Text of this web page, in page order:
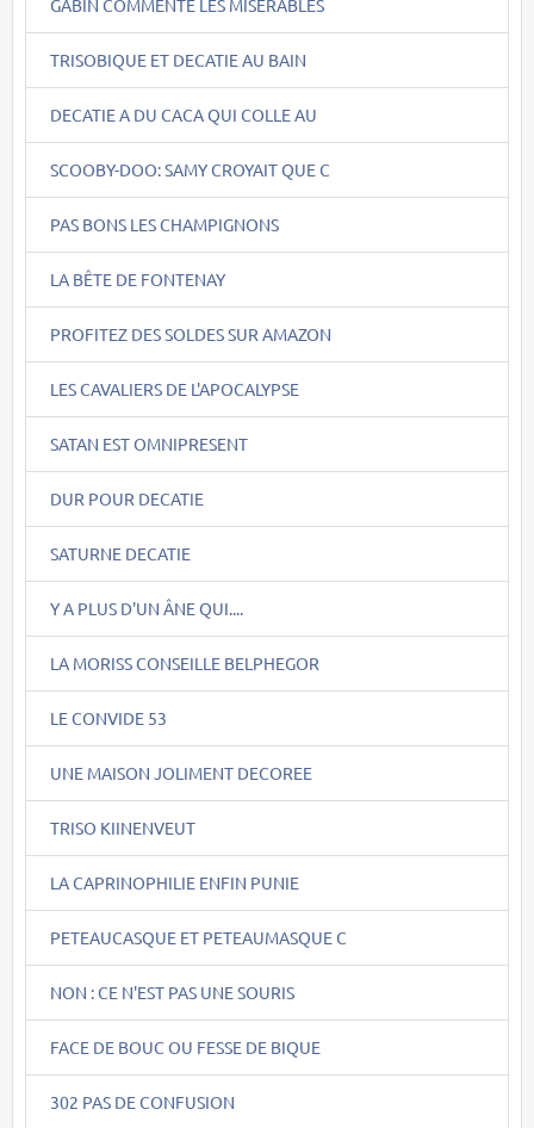
GABIN COMMENTE LES MISERABLES
TRISOBIQUE ET DECATIE AU BAIN
DECATIE A DU CACA QUI COLLE AU
SCOOBY-DOO: SAMY CROYAIT QUE C
PAS BONS LES CHAMPIGNONS
LA BÊTE DE FONTENAY
PROFITEZ DES SOLDES SUR AMAZON
LES CAVALIERS DE L'APOCALYPSE
SATAN EST OMNIPRESENT
DUR POUR DECATIE
SATURNE DECATIE
Y A PLUS D'UN ÂNE QUI....
LA MORISS CONSEILLE BELPHEGOR
LE CONVIDE 53
UNE MAISON JOLIMENT DECOREE
TRISO KIINENVEUT
LA CAPRINOPHILIE ENFIN PUNIE
PETEAUCASQUE ET PETEAUMASQUE C
NON : CE N'EST PAS UNE SOURIS
FACE DE BOUC OU FESSE DE BIQUE
302 PAS DE CONFUSION